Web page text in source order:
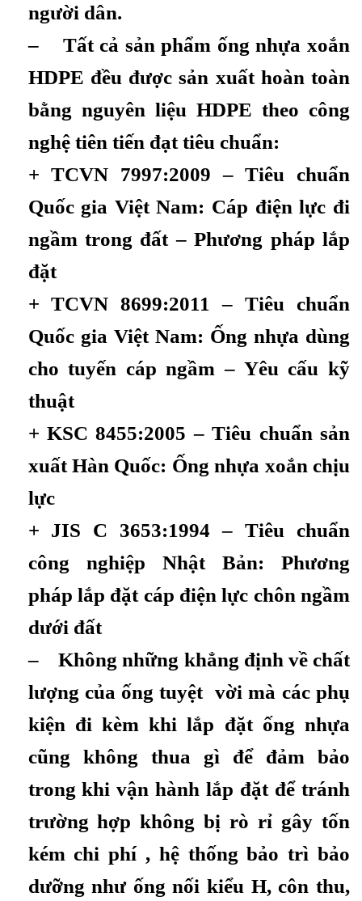
người dân.
– Tất cả sản phẩm ống nhựa xoắn
HDPE đều được sản xuất hoàn toàn
bằng nguyên liệu HDPE theo công
nghệ tiên tiến đạt tiêu chuẩn:
+ TCVN 7997:2009 – Tiêu chuẩn
Quốc gia Việt Nam: Cáp điện lực đi
ngầm trong đất – Phương pháp lắp
đặt
+ TCVN 8699:2011 – Tiêu chuẩn
Quốc gia Việt Nam: Ống nhựa dùng
cho tuyến cáp ngầm – Yêu cấu kỹ
thuật
+ KSC 8455:2005 – Tiêu chuẩn sản
xuất Hàn Quốc: Ống nhựa xoắn chịu
lực
+ JIS C 3653:1994 – Tiêu chuẩn
công nghiệp Nhật Bản: Phương
pháp lắp đặt cáp điện lực chôn ngầm
dưới đất
– Không những khẳng định về chất
lượng của ống tuyệt vời mà các phụ
kiện đi kèm khi lắp đặt ống nhựa
cũng không thua gì để đảm bảo
trong khi vận hành lắp đặt để tránh
trường hợp không bị rò rỉ gây tốn
kém chi phí , hệ thống bảo trì bảo
dưỡng như ống nối kiểu H, côn thu,